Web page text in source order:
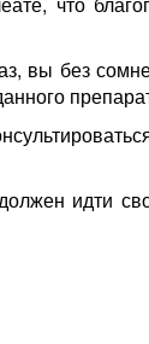
вы без
идти